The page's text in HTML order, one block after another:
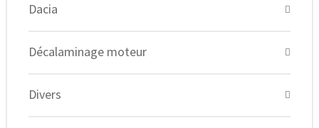
Dacia
Décalaminage moteur
Divers